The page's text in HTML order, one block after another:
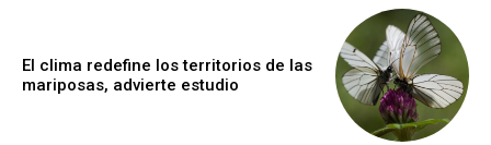
El clima redefine los territorios de las
mariposas, advierte estudio